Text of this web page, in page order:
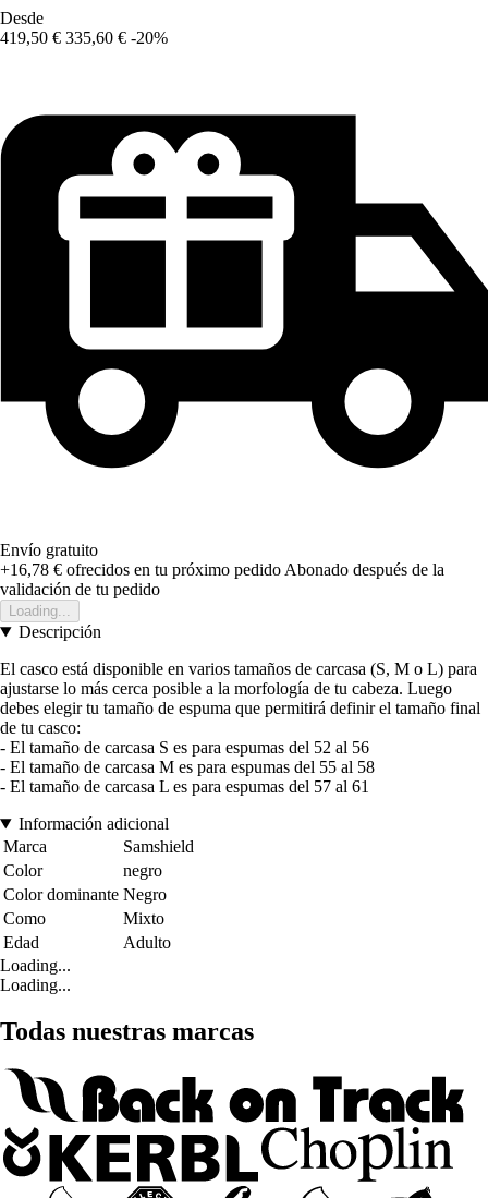
Desde
419,50 € 335,60 € -20%
Envío gratuito
+16,78 € ofrecidos en tu próximo pedido Abonado después de la
validación de tu pedido
Loading...
Descripción
El casco está disponible en varios tamaños de carcasa (S, M o L) para
ajustarse lo más cerca posible a la morfología de tu cabeza. Luego
debes elegir tu tamaño de espuma que permitirá definir el tamaño final
de tu casco:
- El tamaño de carcasa S es para espumas del 52 al 56
- El tamaño de carcasa M es para espumas del 55 al 58
- El tamaño de carcasa L es para espumas del 57 al 61
Información adicional
Marca
Samshield
Color
negro
Color dominante Negro
Como
Mixto
Edad
Adulto
Loading...
Loading...
Todas nuestras marcas